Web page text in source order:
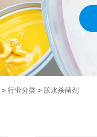
> 行业分类 > 胶水杀菌剂